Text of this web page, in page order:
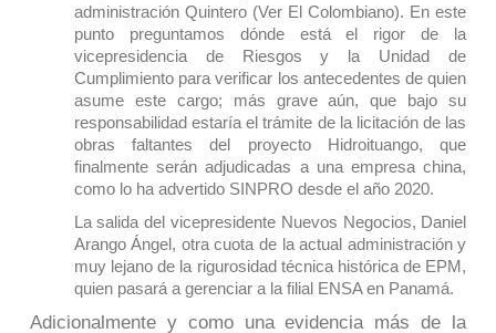
administración Quintero (Ver El Colombiano). En este
punto preguntamos dónde está el rigor de la
vicepresidencia de Riesgos y la Unidad de
Cumplimiento para verificar los antecedentes de quien
asume este cargo; más grave aún, que bajo su
responsabilidad estaría el trámite de la licitación de las
obras faltantes del proyecto Hidroituango, que
finalmente serán adjudicadas a una empresa china,
como lo ha advertido SINPRO desde el año 2020.
La salida del vicepresidente Nuevos Negocios, Daniel
Arango Ángel, otra cuota de la actual administración y
muy lejano de la rigurosidad técnica histórica de EPM,
quien pasará a gerenciar a la filial ENSA en Panamá.
Adicionalmente y como una evidencia más de la